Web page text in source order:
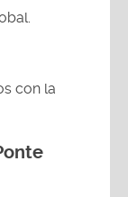
con la